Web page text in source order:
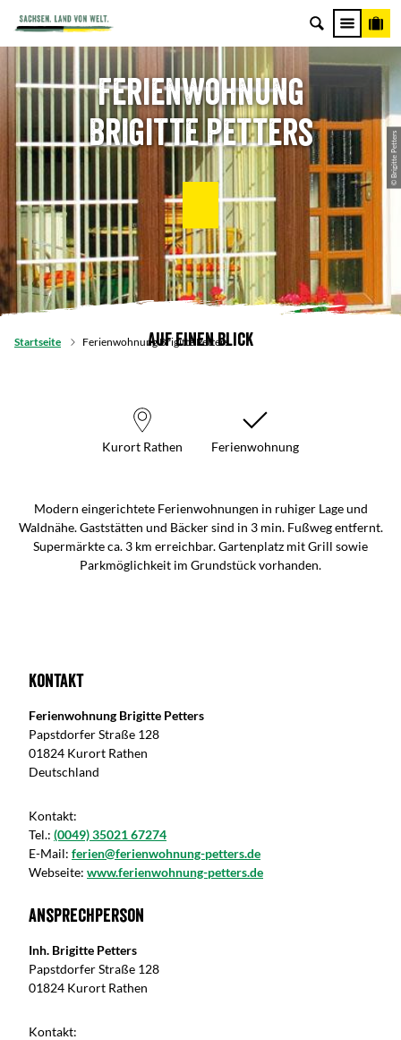
© Brigitte Petters
Ferienwohnung
Brigitte Petters
Startseite Ferienwohnung Brigitte Petters
Auf einen Blick
Kurort Rathen Ferienwohnung
Modern eingerichtete Ferienwohnungen in ruhiger Lage und
Waldnähe. Gaststätten und Bäcker sind in 3 min. Fußweg entfernt.
Supermärkte ca. 3 km erreichbar. Gartenplatz mit Grill sowie
Parkmöglichkeit im Grundstück vorhanden.
Kontakt
Ferienwohnung Brigitte Petters
Papstdorfer Straße 128
01824 Kurort Rathen
Deutschland
Kontakt:
Tel.: (0049) 35021 67274
E-Mail: ferien@ferienwohnung-petters.de
Webseite: www.ferienwohnung-petters.de
Ansprechperson
Inh. Brigitte Petters
Papstdorfer Straße 128
01824 Kurort Rathen
Kontakt: